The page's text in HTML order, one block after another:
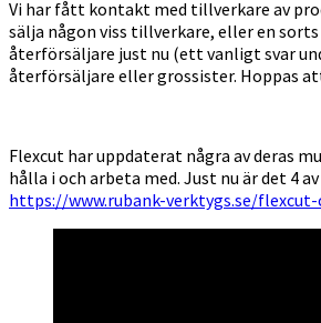
Vi har fått kontakt med tillverkare av
sälja någon viss tillverkare, eller en
återförsäljare just nu (ett vanligt svar
återförsäljare eller grossister. Hoppas
Flexcut har uppdaterat några av deras
hålla i och arbeta med. Just nu är det 4
https://www.rubank-verktygs.se/